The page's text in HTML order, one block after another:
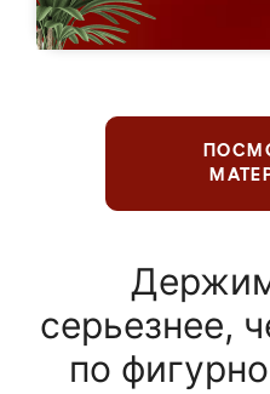
серьезнее,
по